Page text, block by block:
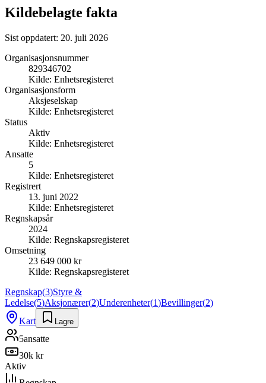
Kildebelagte fakta
Sist oppdatert: 20. juli 2026
Organisasjonsnummer
829346702
Kilde: Enhetsregisteret
Organisasjonsform
Aksjeselskap
Kilde: Enhetsregisteret
Status
Aktiv
Kilde: Enhetsregisteret
Ansatte
5
Kilde: Enhetsregisteret
Registrert
13. juni 2022
Kilde: Enhetsregisteret
Regnskapsår
2024
Kilde: Regnskapsregisteret
Omsetning
23 649 000 kr
Kilde: Regnskapsregisteret
Regnskap(3)Styre &
Ledelse(5)Aksjonærer(2)Underenheter(1)Bevillinger(2)
Kart
Lagre
5ansatte
30k kr
Aktiv